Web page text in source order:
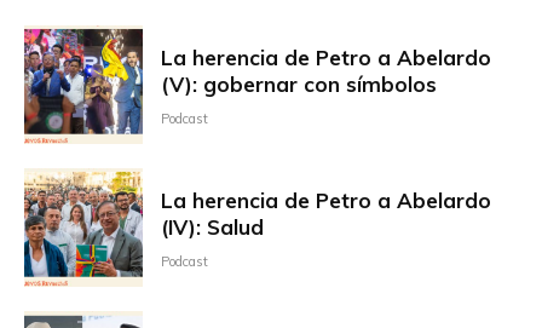
La herencia de Petro a Abelardo
(V): gobernar con símbolos
Podcast
La herencia de Petro a Abelardo
(IV): Salud
Podcast